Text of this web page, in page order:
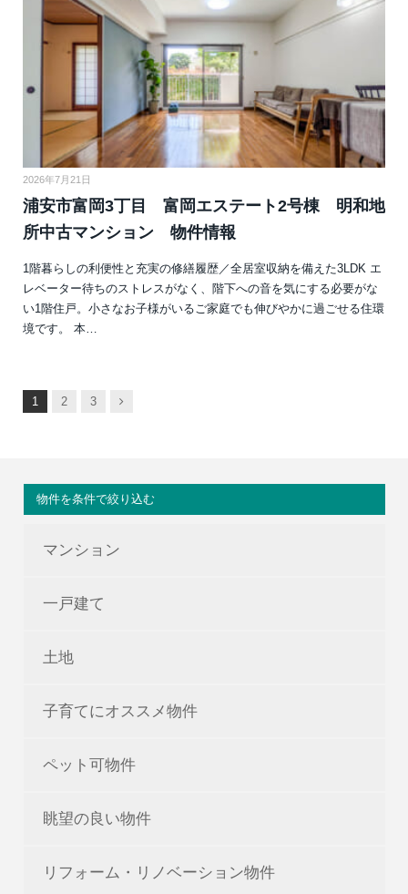
2026年7月21日
浦安市富岡3丁目 富岡エステート2号棟 明和地
所中古マンション 物件情報
1階暮らしの利便性と充実の修繕履歴／全居室収納を備えた3LDK エ
レベーター待ちのストレスがなく、階下への音を気にする必要がな
い1階住戸。小さなお子様がいるご家庭でも伸びやかに過ごせる住環
境です。 本…
1 2 3
次
物件を条件で絞り込む
マンション
一戸建て
土地
子育てにオススメ物件
ペット可物件
眺望の良い物件
リフォーム・リノベーション物件